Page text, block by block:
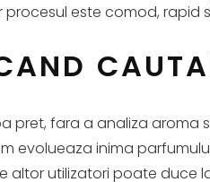
procesul este comod, rapid
pret, fara a analiza
evolueaza inima
utilizatori poate duce